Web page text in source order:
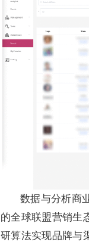
数据与分析商
的全球联盟营销生
研算法实现品牌与